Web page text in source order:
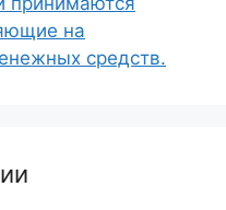
на
средств.